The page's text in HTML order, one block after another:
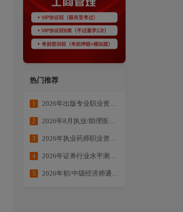
热门推荐
1 2026年出版专业职业资格考试学练结合冲刺备考
2 2026年8月执业/助理医师全科目复习资料
3 2026年执业药师职业资格考试提分大作战
4 2026年证券行业水平测试备考合集
5 2026年初/中级经济师通关方案：核心考点全拆解・备考不走弯路